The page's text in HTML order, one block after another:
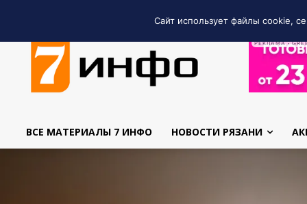
РЕКЛАМА •
ВСЕ МАТЕРИАЛЫ 7 ИНФО НОВОСТИ РЯЗАНИ
Сайт использует файлы cookie,